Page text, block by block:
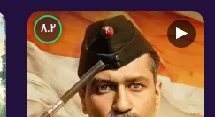
▶
8.2